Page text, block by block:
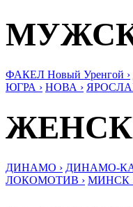
ФАКЕЛ Новый Уренгой ›
ЮГРА › НОВА ›
ДИНАМО › ДИНАМО-
ЛОКОМОТИВ › МИНСК